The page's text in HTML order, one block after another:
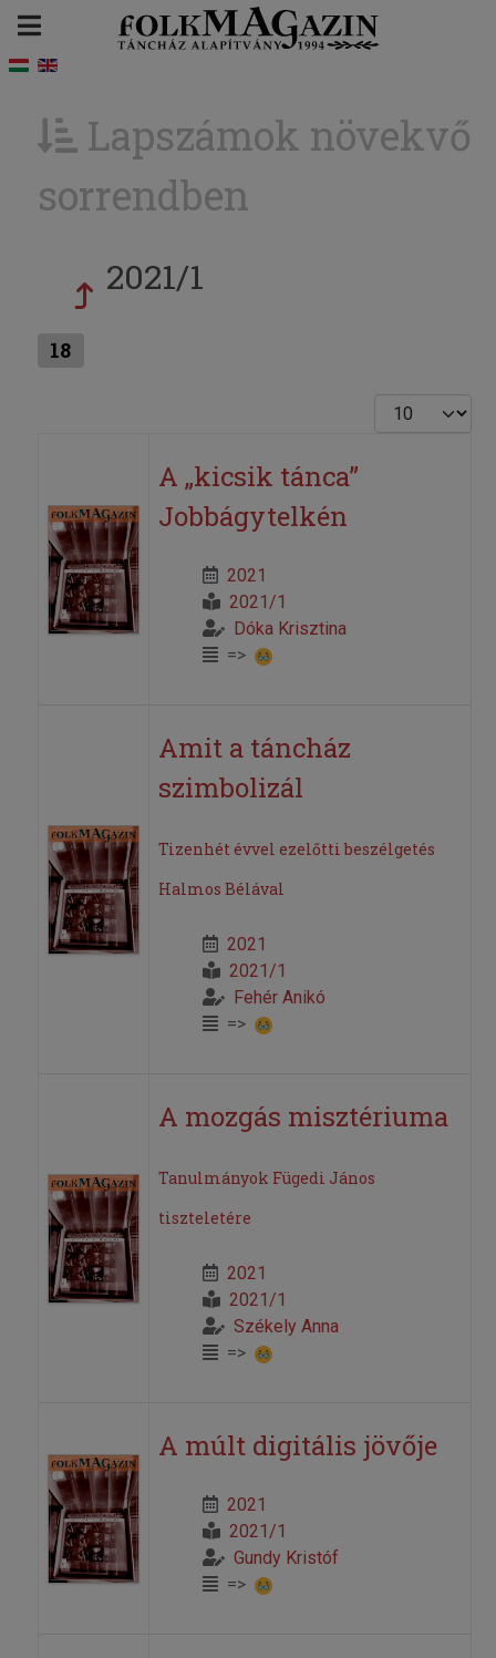
Lapszámok növekvő
sorrendben
2021/1
18
Tételek #
A „kicsik tánca”
Jobbágytelkén
2021
2021/1
Dóka Krisztina
=>
Amit a táncház
szimbolizál
Tizenhét évvel ezelőtti beszélgetés
Halmos Bélával
2021
2021/1
Fehér Anikó
=>
A mozgás misztériuma
Tanulmányok Fügedi János
tiszteletére
2021
2021/1
Székely Anna
=>
A múlt digitális jövője
2021
2021/1
Gundy Kristóf
=>